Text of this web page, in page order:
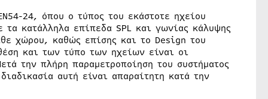
24, όπου ο τύπος του εκάστοτε ηχείου
κατάλληλα επίπεδα SPL και γωνίας κάλυψης
χώρου, καθώς επίσης και το Design του
και των τύπο των ηχείων είναι οι
την πλήρη παραμετροποίηση του συστήματος
αυτή είναι απαραίτητη κατά την